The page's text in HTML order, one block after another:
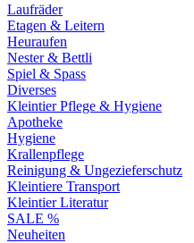
Laufräder
Etagen & Leitern
Heuraufen
Nester & Bettli
Spiel & Spass
Diverses
Kleintier Pflege & Hygiene
Apotheke
Hygiene
Krallenpflege
Reinigung & Ungezieferschutz
Kleintiere Transport
Kleintier Literatur
SALE %
Neuheiten